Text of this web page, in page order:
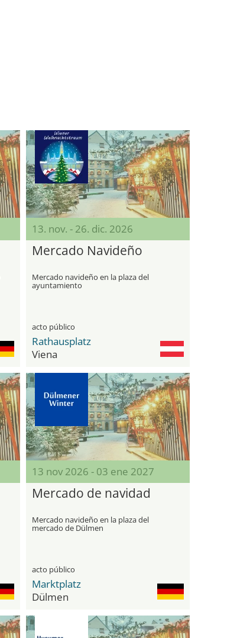
13. nov. - 26. dic. 2026
Mercado Navideño
Mercado navideño en la plaza del
ayuntamiento
acto público
Rathausplatz
Viena
13 nov 2026 - 03 ene 2027
Mercado de navidad
Mercado navideño en la plaza del
mercado de Dülmen
acto público
Marktplatz
Dülmen